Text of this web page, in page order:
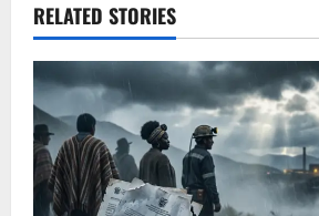
v
i
g
a
RELATED STORIES